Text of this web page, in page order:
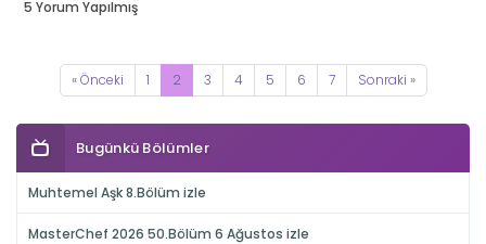
5 Yorum Yapılmış
« Önceki 1 2 3 4 5 6 7 Sonraki »
Bugünkü Bölümler
Muhtemel Aşk 8.Bölüm izle
MasterChef 2026 50.Bölüm 6 Ağustos izle